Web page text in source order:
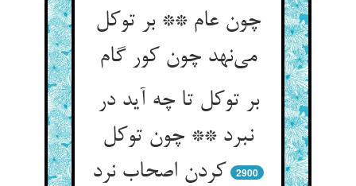
چون عام ** بر توکل
می‌نهد چون کور گام
بر توکل تا چه آید در
نبرد ** چون توکل
کردن اصحاب نرد
2900